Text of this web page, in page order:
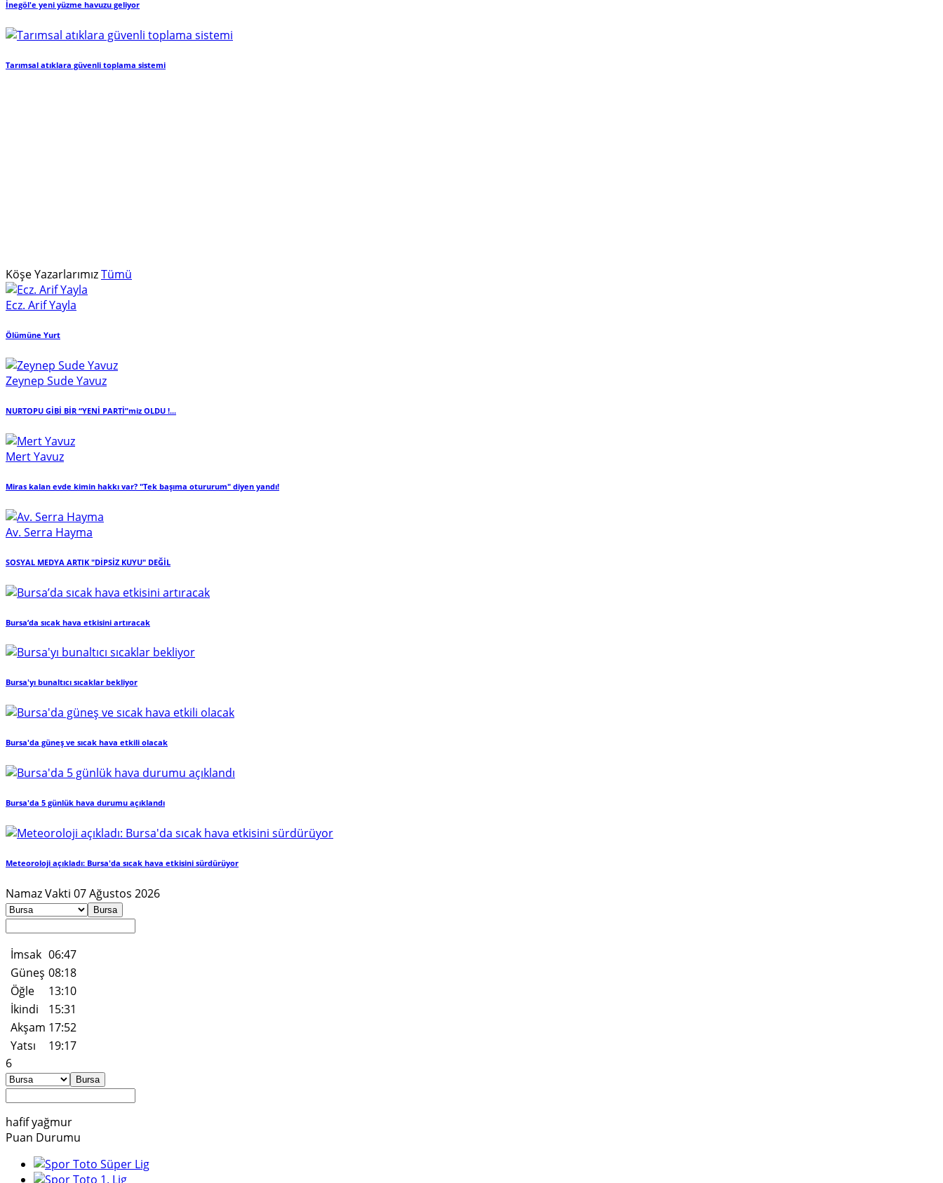
İnegöl'e yeni yüzme havuzu geliyor
Tarımsal atıklara güvenli toplama sistemi
KöşeYazarlarımızTümü
Ecz. Arif Yayla
Ölümüne Yurt
Zeynep Sude Yavuz
NURTOPU GİBİ BİR “YENİ PARTİ”miz OLDU !...
Mert Yavuz
Miras kalan evde kimin hakkı var? "Tek başıma otururum" diyen yandı!
Av. Serra Hayma
SOSYAL MEDYA ARTIK "DİPSİZ KUYU" DEĞİL
Bursa’da sıcak hava etkisini artıracak
Bursa'yı bunaltıcı sıcaklar bekliyor
Bursa'da güneş ve sıcak hava etkili olacak
Bursa'da 5 günlük hava durumu açıklandı
Meteoroloji açıkladı: Bursa'da sıcak hava etkisini sürdürüyor
NamazVakti 07 Ağustos 2026
Bursa
İmsak 06:47
Güneş 08:18
Öğle
13:10
İkindi
15:31
Akşam 17:52
Yatsı
19:17
6
Bursa
hafif yağmur
Puan Durumu